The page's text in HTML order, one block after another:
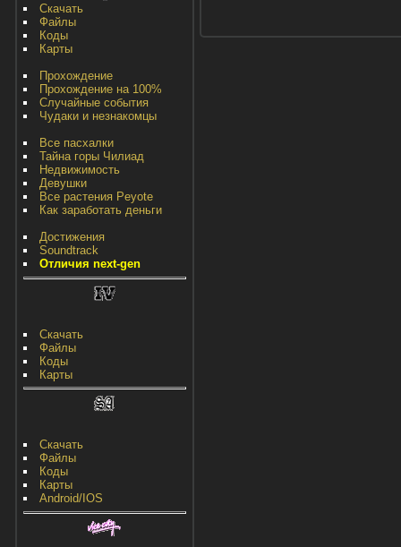
Скачать
Файлы
Коды
Карты
Прохождение
Прохождение на 100%
Случайные события
Чудаки и незнакомцы
Все пасхалки
Тайна горы Чилиад
Недвижимость
Девушки
Все растения Peyote
Как заработать деньги
Достижения
Soundtrack
Отличия next-gen
Скачать
Файлы
Коды
Карты
Скачать
Файлы
Коды
Карты
Android/IOS